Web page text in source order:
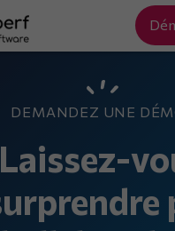
DEMANDEZ UNE
Laissez-